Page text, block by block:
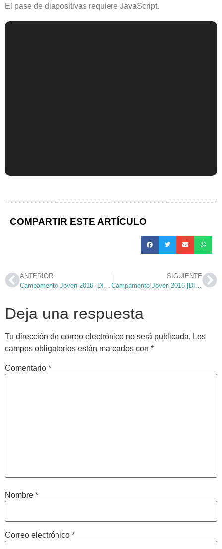
El pase de diapositivas requiere JavaScript.
COMPARTIR ESTE ARTÍCULO
ANTERIOR
SIGUIENTE
Campamento Joven 2016 [Día 8] #parasiempre
Deja una respuesta
Tu dirección de correo electrónico no será publicada. Los
campos obligatorios están marcados con *
Comentario *
Nombre *
Correo electrónico *